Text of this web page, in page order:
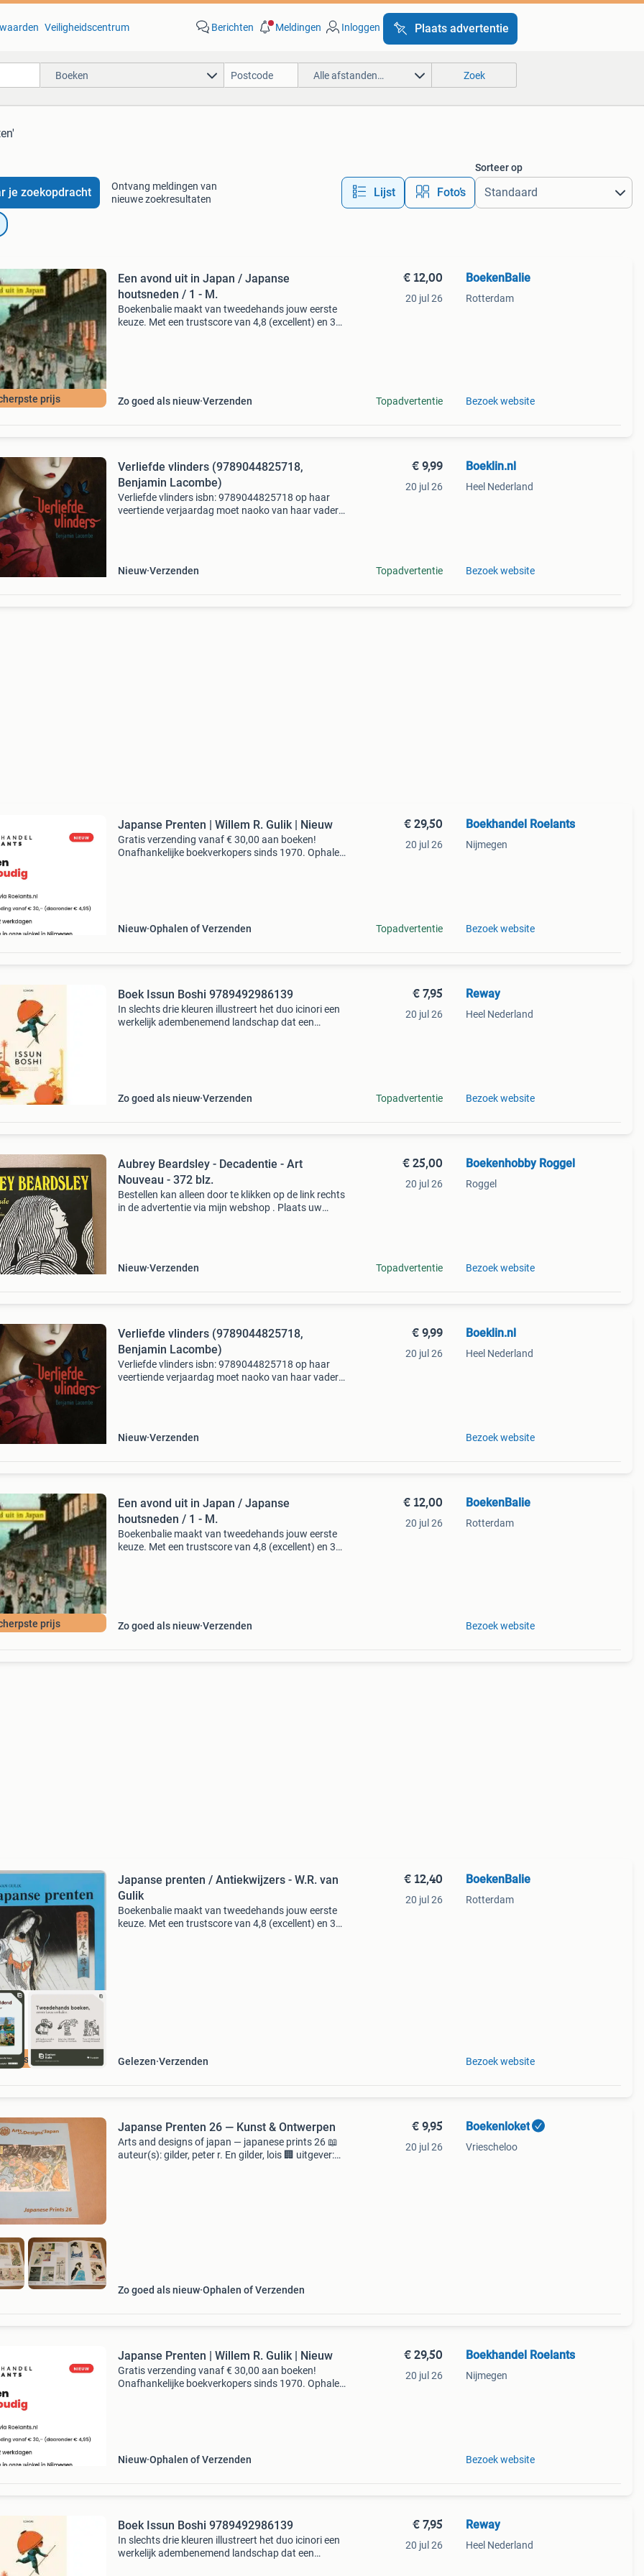
Veiligheidscentrum Berichten Meldingen Inloggen Plaats advertentie
Boeken Alle afstanden… Zoek
je zoekopdracht
Ontvang meldingen van
nieuwe zoekresultaten
Lijst Foto’s
Sorteer op
prijs
Een avond uit in Japan / Japanse
houtsneden / 1 - M.
Boekenbalie maakt van tweedehands jouw eerste
keuze. Met een trustscore van 4,8 (excellent) en 30
Zo goed als nieuw Verzenden
€ 12,00
20 jul 26
Topadvertentie
BoekenBalie
Rotterdam
Bezoek website
Verliefde vlinders (9789044825718,
Benjamin Lacombe)
Verliefde vlinders isbn: 9789044825718 op haar
veertiende verjaardag moet naoko van haar vader
Nieuw Verzenden
€ 9,99
20 jul 26
Topadvertentie
Boeklin.nl
Heel Nederland
Bezoek website
Japanse Prenten | Willem R. Gulik | Nieuw
Gratis verzending vanaf € 30,00 aan boeken!
Onafhankelijke boekverkopers sinds 1970. Ophalen
Nieuw Ophalen of Verzenden
€ 29,50
20 jul 26
Topadvertentie
Boekhandel Roelants
Nijmegen
Bezoek website
Boek Issun Boshi 9789492986139
In slechts drie kleuren illustreert het duo icinori een
werkelijk adembenemend landschap dat een
Zo goed als nieuw Verzenden
€ 7,95
20 jul 26
Topadvertentie
Reway
Heel Nederland
Bezoek website
Aubrey Beardsley - Decadentie - Art
Nouveau - 372 blz.
Bestellen kan alleen door te klikken op de link rechts
in de advertentie via mijn webshop . Plaats uw
Nieuw Verzenden
€ 25,00
20 jul 26
Topadvertentie
Boekenhobby Roggel
Roggel
Bezoek website
Verliefde vlinders (9789044825718,
Benjamin Lacombe)
Verliefde vlinders isbn: 9789044825718 op haar
veertiende verjaardag moet naoko van haar vader
Nieuw Verzenden
€ 9,99
20 jul 26
Boeklin.nl
Heel Nederland
Bezoek website
prijs
Een avond uit in Japan / Japanse
houtsneden / 1 - M.
Boekenbalie maakt van tweedehands jouw eerste
keuze. Met een trustscore van 4,8 (excellent) en 30
Zo goed als nieuw Verzenden
€ 12,00
20 jul 26
BoekenBalie
Rotterdam
Bezoek website
prijs
Japanse prenten / Antiekwijzers - W.R. van
Gulik
Boekenbalie maakt van tweedehands jouw eerste
keuze. Met een trustscore van 4,8 (excellent) en 30
Gelezen Verzenden
€ 12,40
20 jul 26
BoekenBalie
Rotterdam
Bezoek website
Japanse Prenten 26 — Kunst & Ontwerpen
Arts and designs of japan — japanese prints 26 📖
auteur(s): gilder, peter r. En gilder, lois 🏢 uitgever:
Zo goed als nieuw Ophalen of Verzenden
€ 9,95
20 jul 26
Boekenloket
Vriescheloo
Japanse Prenten | Willem R. Gulik | Nieuw
Gratis verzending vanaf € 30,00 aan boeken!
Onafhankelijke boekverkopers sinds 1970. Ophalen
Nieuw Ophalen of Verzenden
€ 29,50
20 jul 26
Boekhandel Roelants
Nijmegen
Bezoek website
Boek Issun Boshi 9789492986139
In slechts drie kleuren illustreert het duo icinori een
werkelijk adembenemend landschap dat een
€ 7,95
20 jul 26
Reway
Heel Nederland